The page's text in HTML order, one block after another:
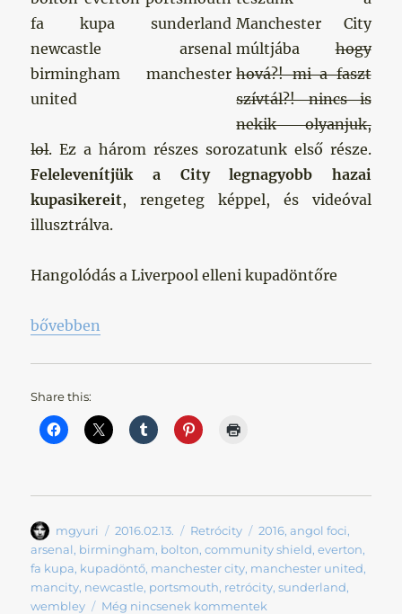
Manchester City
múltjábahogy
hová?! mi a faszt
szívtál?! nincs is
nekik olyanjuk,
lol. Ez a három részes sorozatunk első része.
Felelevenítjük a City legnagyobb hazai
kupasikereit, rengeteg képpel, és videóval
illusztrálva.
Hangolódás a Liverpool elleni kupadöntőre
„Hazai Kupadöntők – I. Rész”
bővebben
Share this:
Szerző
mgyuri Közzétéve
2016.02.13. Kategória
Retrócity Címke
2016,angol foci,
arsenal, birmingham, bolton,community shield,everton,
fa kupa, kupadöntő, manchester city, manchester united,
mancity, newcastle, portsmouth, retrócity,sunderland,
wembley
Még nincsenek kommentek